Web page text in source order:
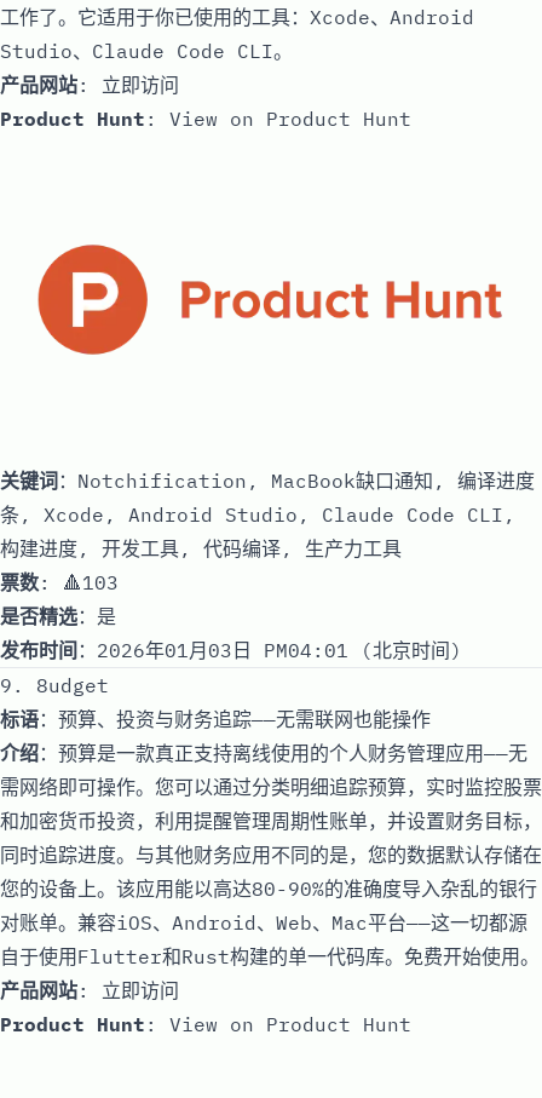
工作了。它适用于你已使用的工具：Xcode、Android
Studio、Claude Code CLI。
产品网站: 立即访问
Product Hunt : View on Product Hunt
关键词：Notchification, MacBook缺口通知, 编译进度
条, Xcode, Android Studio, Claude Code CLI,
构建进度, 开发工具, 代码编译, 生产力工具
票数: 🔺103
是否精选：是
发布时间 ：2026年01月03日 PM04:01 (北京时间)
9. 8udget
标语：预算、投资与财务追踪——无需联网也能操作
介绍：预算是一款真正支持离线使用的个人财务管理应用——无
需网络即可操作。您可以通过分类明细追踪预算，实时监控股票
和加密货币投资，利用提醒管理周期性账单，并设置财务目标，
同时追踪进度。与其他财务应用不同的是，您的数据默认存储在
您的设备上。该应用能以高达80-90%的准确度导入杂乱的银行
对账单。兼容iOS、Android、Web、Mac平台——这一切都源
自于使用Flutter和Rust构建的单一代码库。免费开始使用。
产品网站: 立即访问
Product Hunt : View on Product Hunt